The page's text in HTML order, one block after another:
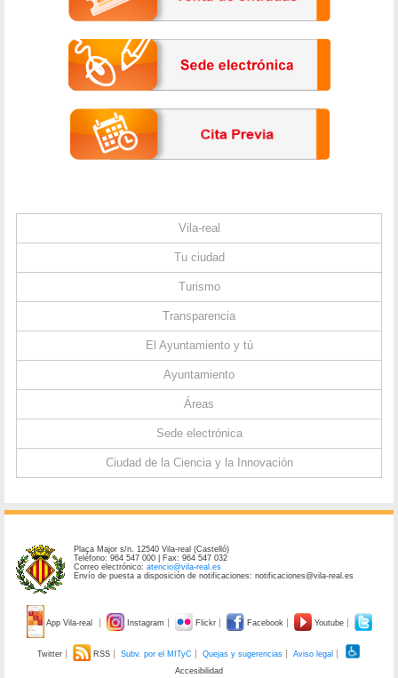
Vila-real
Tu ciudad
Turismo
Transparencia
El Ayuntamiento y tú
Ayuntamiento
Áreas
Sede electrónica
Ciudad de la Ciencia y la Innovación
Plaça Major s/n. 12540 Vila-real (Castelló)
Teléfono: 964 547 000 | Fax: 964 547 032
Correo electrónico:atencio@vila-real.es
Envío de puesta a disposición de notificaciones: notificaciones@vila-real.es
App Vila-real Instagram Flickr Facebook Youtube
Twitter RSS Subv. por el MITyC Quejas y sugerencias
Aviso legal
Accesibilidad